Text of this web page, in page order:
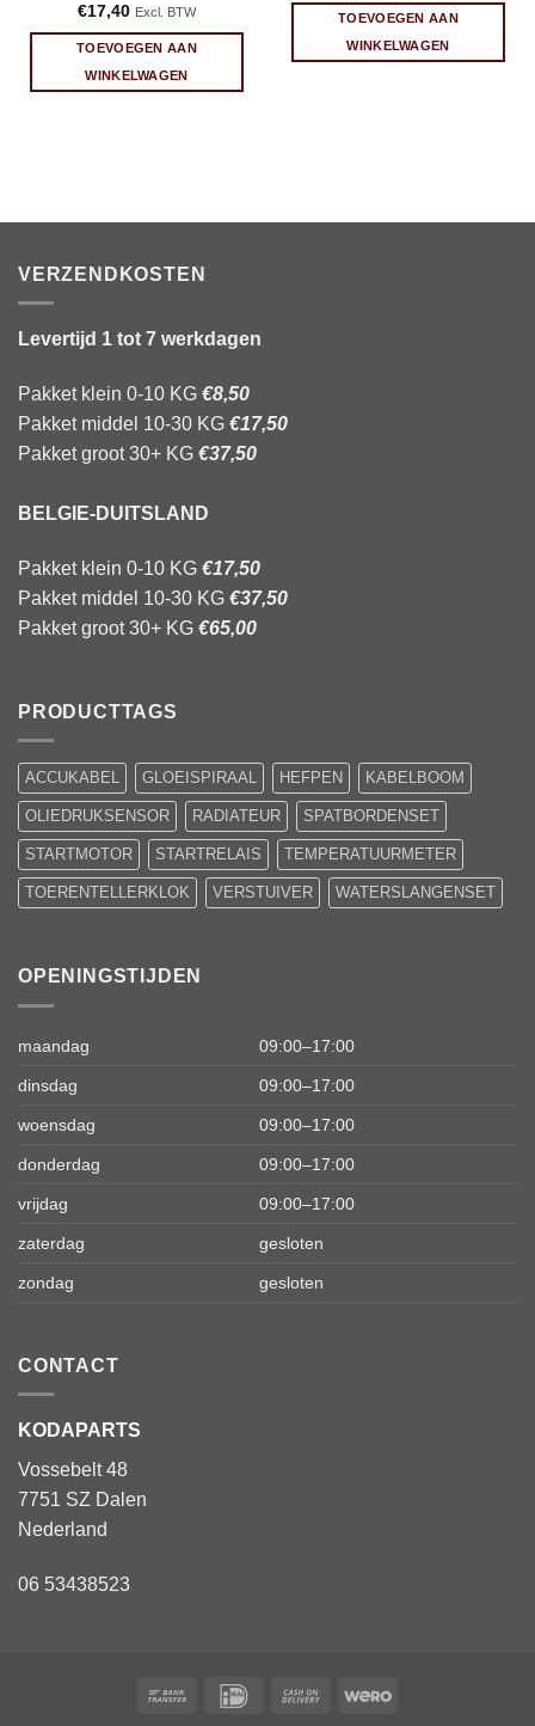
€17,40 Excl. BTW
TOEVOEGEN AAN
WINKELWAGEN
TOEVOEGEN AAN
WINKELWAGEN
VERZENDKOSTEN
Levertijd 1 tot 7 werkdagen
Pakket klein 0-10 KG €8,50
Pakket middel 10-30 KG €17,50
Pakket groot 30+ KG €37,50
BELGIE-DUITSLAND
Pakket klein 0-10 KG €17,50
Pakket middel 10-30 KG €37,50
Pakket groot 30+ KG €65,00
PRODUCTTAGS
ACCUKABEL GLOEISPIRAAL HEFPEN KABELBOOM
OLIEDRUKSENSOR RADIATEUR SPATBORDENSET
STARTMOTOR STARTRELAIS TEMPERATUURMETER
TOERENTELLERKLOK VERSTUIVER WATERSLANGENSET
OPENINGSTIJDEN
maandag 09:00–17:00
dinsdag 09:00–17:00
woensdag 09:00–17:00
donderdag 09:00–17:00
vrijdag 09:00–17:00
zaterdag gesloten
zondag gesloten
CONTACT
KODAPARTS
Vossebelt 48
7751 SZ Dalen
Nederland
06 53438523
Bank
IDeal
Cash
Wero